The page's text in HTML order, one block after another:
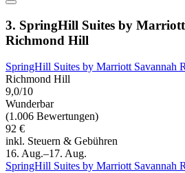
3. SpringHill Suites by
Richmond Hill
SpringHill Suites by Marriott Savannah
Richmond Hill
9,0/10
Wunderbar
(1.006 Bewertungen)
92 €
inkl. Steuern & Gebühren
16. Aug.–17. Aug.
SpringHill Suites by Marriott Savannah